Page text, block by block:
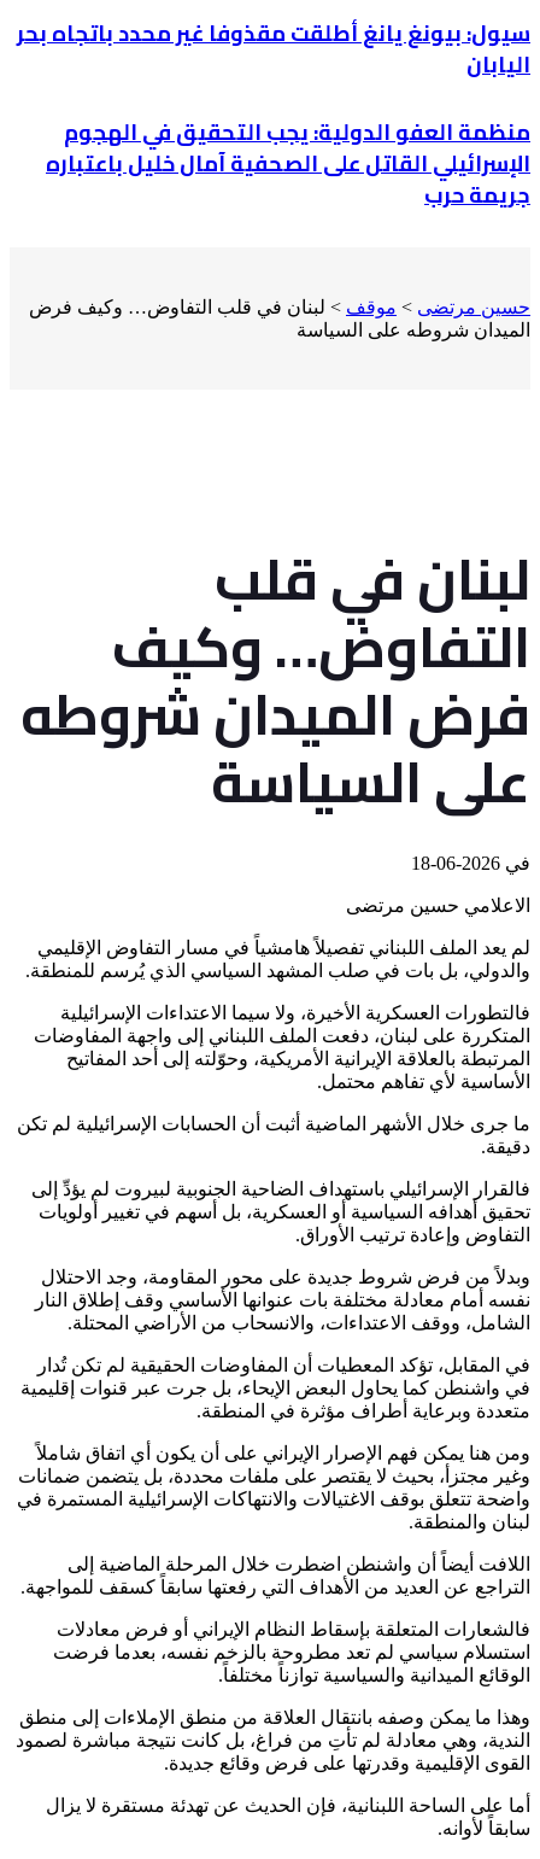
سيول: بيونغ يانغ أطلقت مقذوفا غير محدد باتجاه بحر
اليابان
منظمة العفو الدولية: يجب التحقيق في الهجوم
الإسرائيلي القاتل على الصحفية آمال خليل باعتباره
جريمة حرب
حسين مرتضى > موقف > لبنان في قلب التفاوض… وكيف فرض
الميدان شروطه على السياسة
لبنان في قلب
التفاوض… وكيف
فرض الميدان شروطه
على السياسة
في
الاعلامي حسين مرتضى
لم يعد الملف اللبناني تفصيلاً هامشياً في مسار التفاوض الإقليمي
والدولي، بل بات في صلب المشهد السياسي الذي يُرسم للمنطقة.
فالتطورات العسكرية الأخيرة، ولا سيما الاعتداءات الإسرائيلية
المتكررة على لبنان، دفعت الملف اللبناني إلى واجهة المفاوضات
المرتبطة بالعلاقة الإيرانية الأمريكية، وحوّلته إلى أحد المفاتيح
الأساسية لأي تفاهم محتمل.
ما جرى خلال الأشهر الماضية أثبت أن الحسابات الإسرائيلية لم تكن
دقيقة.
فالقرار الإسرائيلي باستهداف الضاحية الجنوبية لبيروت لم يؤدِّ إلى
تحقيق أهدافه السياسية أو العسكرية، بل أسهم في تغيير أولويات
التفاوض وإعادة ترتيب الأوراق.
وبدلاً من فرض شروط جديدة على محور المقاومة، وجد الاحتلال
نفسه أمام معادلة مختلفة بات عنوانها الأساسي وقف إطلاق النار
الشامل، ووقف الاعتداءات، والانسحاب من الأراضي المحتلة.
في المقابل، تؤكد المعطيات أن المفاوضات الحقيقية لم تكن تُدار
في واشنطن كما يحاول البعض الإيحاء، بل جرت عبر قنوات إقليمية
متعددة وبرعاية أطراف مؤثرة في المنطقة.
ومن هنا يمكن فهم الإصرار الإيراني على أن يكون أي اتفاق شاملاً
وغير مجتزأ، بحيث لا يقتصر على ملفات محددة، بل يتضمن ضمانات
واضحة تتعلق بوقف الاغتيالات والانتهاكات الإسرائيلية المستمرة في
لبنان والمنطقة.
اللافت أيضاً أن واشنطن اضطرت خلال المرحلة الماضية إلى
التراجع عن العديد من الأهداف التي رفعتها سابقاً كسقف للمواجهة.
فالشعارات المتعلقة بإسقاط النظام الإيراني أو فرض معادلات
استسلام سياسي لم تعد مطروحة بالزخم نفسه، بعدما فرضت
الوقائع الميدانية والسياسية توازناً مختلفاً.
وهذا ما يمكن وصفه بانتقال العلاقة من منطق الإملاءات إلى منطق
الندية، وهي معادلة لم تأتِ من فراغ، بل كانت نتيجة مباشرة لصمود
القوى الإقليمية وقدرتها على فرض وقائع جديدة.
أما على الساحة اللبنانية، فإن الحديث عن تهدئة مستقرة لا يزال
سابقاً لأوانه.